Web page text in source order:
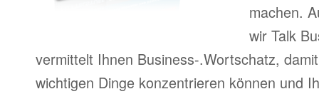
machen.
wir Talk
vermittelt Ihnen Business-.Wortschatz,
wichtigen Dinge konzentrieren können und